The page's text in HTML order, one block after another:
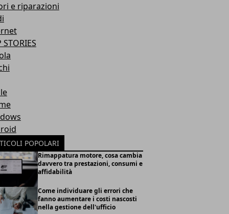
e riparazioni
STORIES
POPOLARI
Rimappatura motore, cosa cambia
davvero tra prestazioni, consumi e
affidabilità
Come individuare gli errori che
fanno aumentare i costi nascosti
nella gestione dell'ufficio